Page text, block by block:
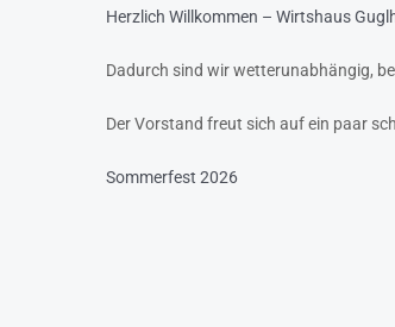
Herzlich Willkommen – Wirtshaus
Dadurch sind wir wetterunabhängig,
Der Vorstand freut sich auf ein paar
Sommerfest 2026